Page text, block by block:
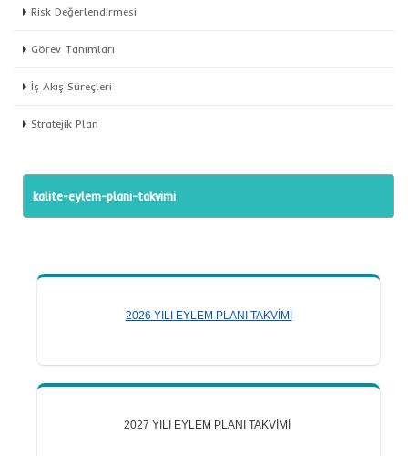
Risk Değerlendirmesi
Görev Tanımları
İş Akış Süreçleri
Stratejik Plan
kalite-eylem-plani-takvimi
2026 YILI EYLEM PLANI TAKVİMİ
2027 YILI EYLEM PLANI TAKVİMİ